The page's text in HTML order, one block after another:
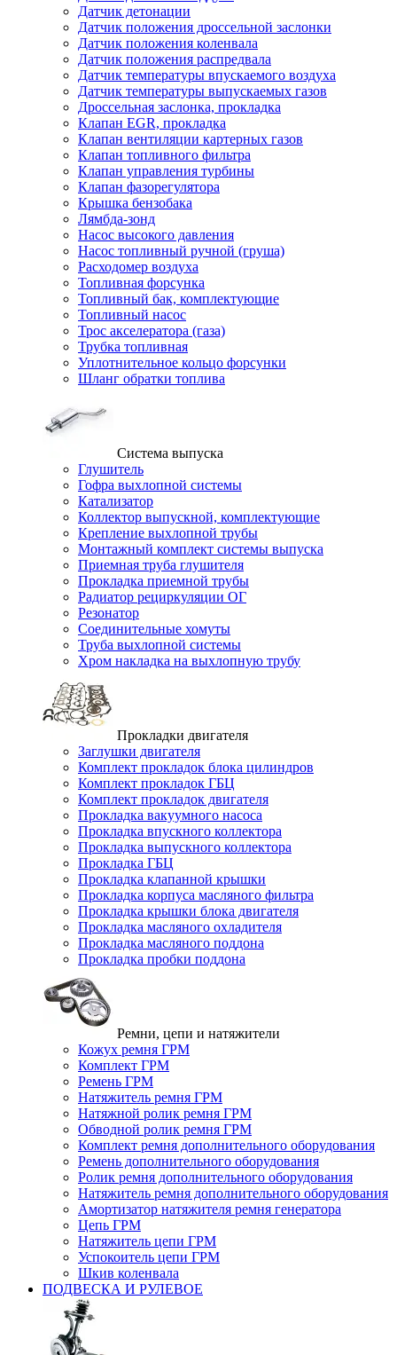
Датчик детонации
Датчик положения дроссельной заслонки
Датчик положения коленвала
Датчик положения распредвала
Датчик температуры впускаемого воздуха
Датчик температуры выпускаемых газов
Дроссельная заслонка, прокладка
Клапан EGR, прокладка
Клапан вентиляции картерных газов
Клапан топливного фильтра
Клапан управления турбины
Клапан фазорегулятора
Крышка бензобака
Лямбда-зонд
Насос высокого давления
Насос топливный ручной (груша)
Расходомер воздуха
Топливная форсунка
Топливный бак, комплектующие
Топливный насос
Трос акселератора (газа)
Трубка топливная
Уплотнительное кольцо форсунки
Шланг обратки топлива
Система выпуска
Глушитель
Гофра выхлопной системы
Катализатор
Коллектор выпускной, комплектующие
Крепление выхлопной трубы
Монтажный комплект системы выпуска
Приемная труба глушителя
Прокладка приемной трубы
Радиатор рециркуляции ОГ
Резонатор
Соединительные хомуты
Труба выхлопной системы
Хром накладка на выхлопную трубу
Прокладки двигателя
Заглушки двигателя
Комплект прокладок блока цилиндров
Комплект прокладок ГБЦ
Комплект прокладок двигателя
Прокладка вакуумного насоса
Прокладка впускного коллектора
Прокладка выпускного коллектора
Прокладка ГБЦ
Прокладка клапанной крышки
Прокладка корпуса масляного фильтра
Прокладка крышки блока двигателя
Прокладка масляного охладителя
Прокладка масляного поддона
Прокладка пробки поддона
Ремни, цепи и натяжители
Кожух ремня ГРМ
Комплект ГРМ
Ремень ГРМ
Натяжитель ремня ГРМ
Натяжной ролик ремня ГРМ
Обводной ролик ремня ГРМ
Комплект ремня дополнительного оборудования
Ремень дополнительного оборудования
Ролик ремня дополнительного оборудования
Натяжитель ремня дополнительного оборудования
Амортизатор натяжителя ремня генератора
Цепь ГРМ
Натяжитель цепи ГРМ
Успокоитель цепи ГРМ
Шкив коленвала
ПОДВЕСКА И РУЛЕВОЕ